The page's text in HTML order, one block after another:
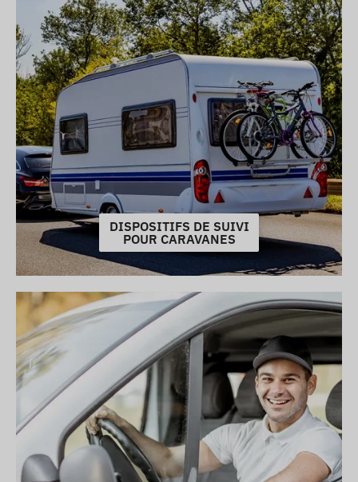
DISPOSITIFS DE SUIVI
POUR CARAVANES